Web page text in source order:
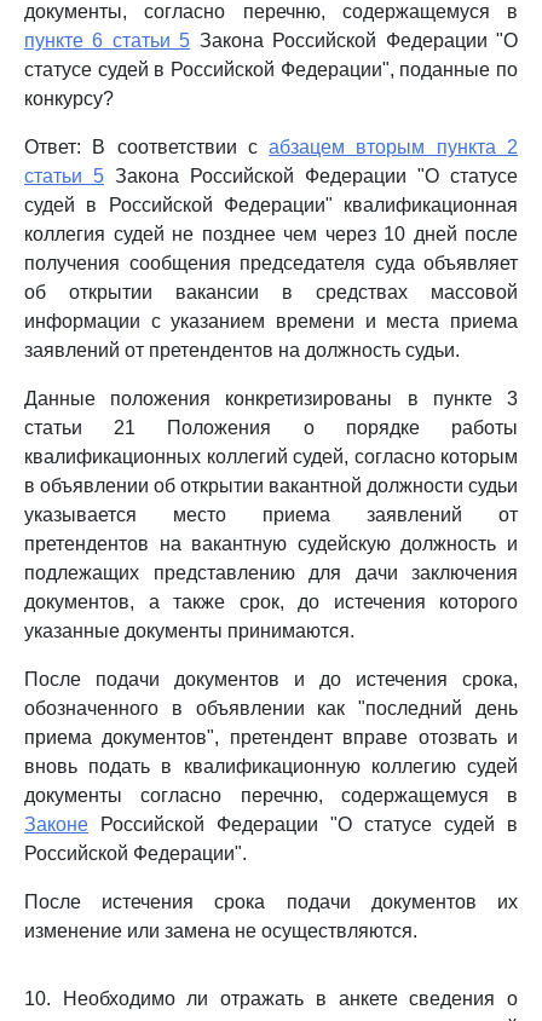
документы, согласно перечню, содержащемуся в
пункте 6 статьи 5 Закона Российской Федерации "О
статусе судей в Российской Федерации", поданные по
конкурсу?
Ответ: В соответствии сабзацем вторым пункта 2
статьи 5 Закона Российской Федерации "О статусе
судей в Российской Федерации" квалификационная
коллегия судей не позднее чем через 10 дней после
получения сообщения председателя суда объявляет
об открытии вакансии в средствах массовой
информации с указанием времени и места приема
заявлений от претендентов на должность судьи.
Данные положения конкретизированы в пункте 3
статьи 21 Положения о порядке работы
квалификационных коллегий судей, согласно которым
в объявлении об открытии вакантной должности судьи
указывается место приема заявлений от
претендентов на вакантную судейскую должность и
подлежащих представлению для дачи заключения
документов, а также срок, до истечения которого
указанные документы принимаются.
После подачи документов и до истечения срока,
обозначенного в объявлении как "последний день
приема документов", претендент вправе отозвать и
вновь подать в квалификационную коллегию судей
документы согласно перечню, содержащемуся в
Законе Российской Федерации "О статусе судей в
Российской Федерации".
После истечения срока подачи документов их
изменение или замена не осуществляются.
10. Необходимо ли отражать в анкете сведения о